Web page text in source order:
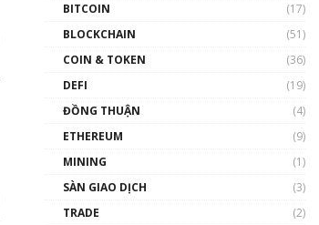
Nhân sự tương lại ngành
Blockchain Việt Nam | Phổ
cập Blockchain
Blockchain đang được ứng
BITCOIN
(17)
BLOCKCHAIN
(51)
COIN & TOKEN
(36)
DEFI
(19)
ĐỒNG THUẬN
(4)
ETHEREUM
(9)
MINING
(1)
SÀN GIAO DỊCH
(3)
TRADE
(2)